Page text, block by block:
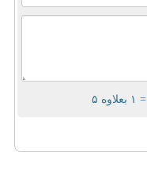
= ۱ بعلاوه ۵